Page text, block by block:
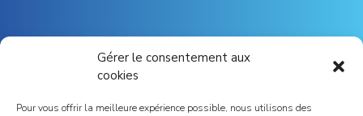
Gérer le consentement aux
cookies
Pour vous offrir la meilleure expérience possible, nous utilisons des
Social